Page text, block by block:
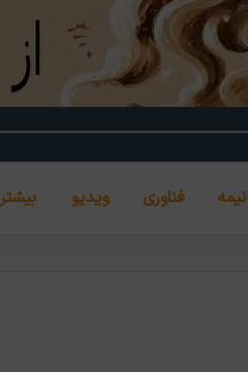
فناوری ویدیو بیشتر